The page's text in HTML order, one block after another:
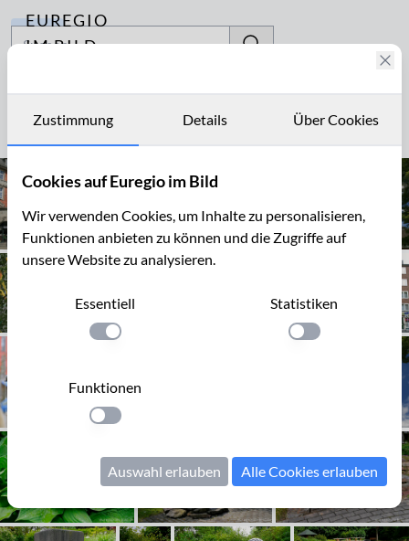
EUREGIO
IM BILD
Archiv
Kontakt
Archiv
Zustimmung Details Über Cookies
Cookies auf Euregio im Bild
Wir verwenden Cookies, um Inhalte zu personalisieren,
Funktionen anbieten zu können und die Zugriffe auf
unsere Website zu analysieren.
Essentiell
Einstellung anwenden
Statistiken
Einstellung
Funktionen
Einstellung anwenden
Auswahl erlauben Alle Cookies erlauben